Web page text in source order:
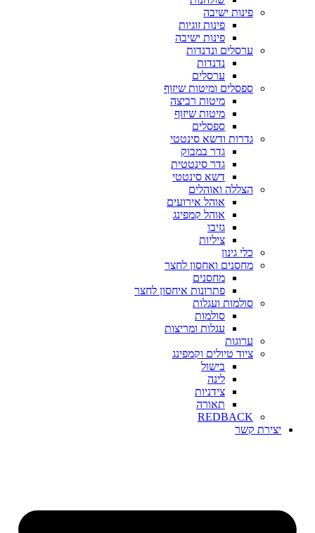
פינות ישיבה
פינות זוגיות
פינות ישיבה
ערסלים ונדנדות
נדנדות
ערסלים
ספסלים ומיטות שיזוף
מיטות רביצה
מיטות שיזוף
ספסלים
גדרות ודשא סינטטי
גדר במבוק
גדר סינטטית
דשא סינטטי
הצללה ואוהלים
אוהל אירועים
אוהל קמפינג
גזיבו
ציליות
כלי גינון
מחסנים ואחסון לחצר
מחסנים
פתרונות איחסון לחצר
סולמות ועגלות
סולמות
עגלות ומריצות
ערוגות
ציוד טיולים וקמפינג
בישול
לינה
צידניות
תאורה
REDBACK
יצירת קשר